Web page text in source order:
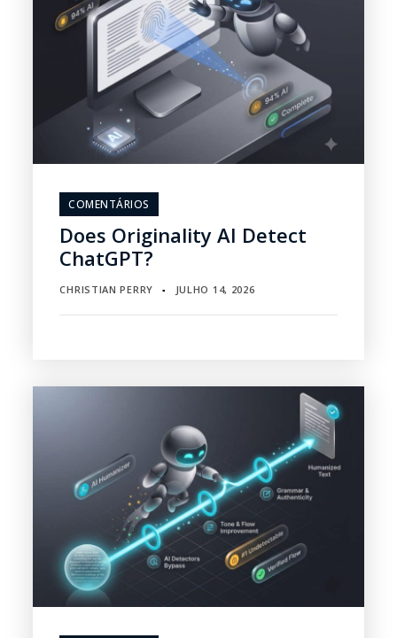
COMENTÁRIOS
Does Originality AI Detect
ChatGPT?
CHRISTIAN PERRY ▪ JULHO 14, 2026